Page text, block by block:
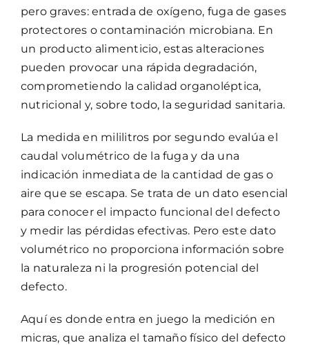
pero graves: entrada de oxígeno, fuga de gases
protectores o contaminación microbiana. En
un producto alimenticio, estas alteraciones
pueden provocar una rápida degradación,
comprometiendo la calidad organoléptica,
nutricional y, sobre todo, la seguridad sanitaria.
La medida en mililitros por segundo evalúa el
caudal volumétrico de la fuga y da una
indicación inmediata de la cantidad de gas o
aire que se escapa. Se trata de un dato esencial
para conocer el impacto funcional del defecto
y medir las pérdidas efectivas. Pero este dato
volumétrico no proporciona información sobre
la naturaleza ni la progresión potencial del
defecto.
Aquí es donde entra en juego la medición en
micras, que analiza el tamaño físico del defecto